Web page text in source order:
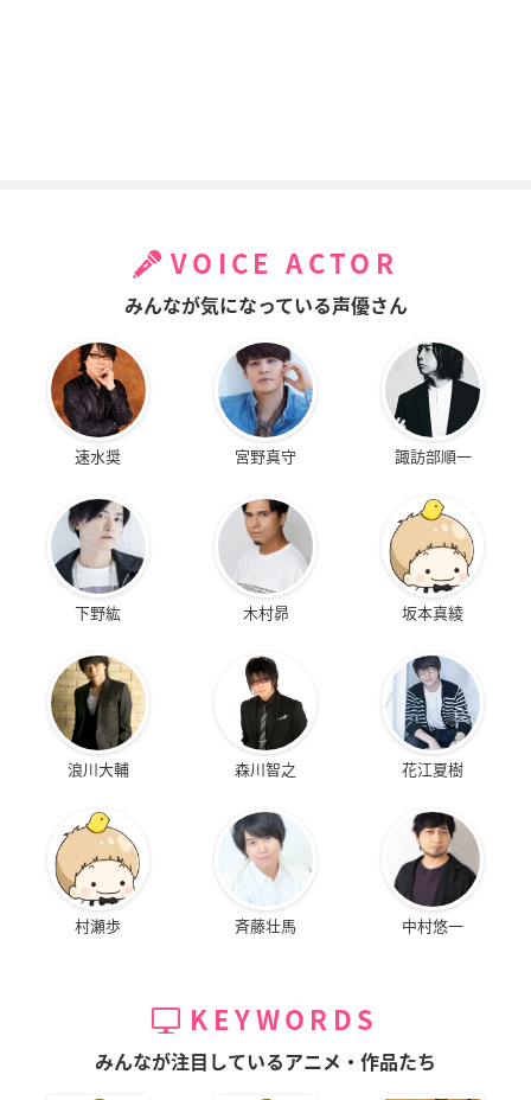
VOICE ACTOR
みんなが気になっている声優さん
速水奨 宮野真守 諏訪部順一
下野紘 木村昴 坂本真綾
浪川大輔 森川智之 花江夏樹
村瀬歩 斉藤壮馬 中村悠一
KEYWORDS
みんなが注目しているアニメ・作品たち